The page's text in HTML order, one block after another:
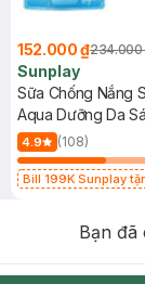
152.000 ₫234.000
Sunplay
Sữa Chống Nắng
Aqua Dưỡng Da
4.9 (108)
Bill 199K Sunplay
Bạn đã